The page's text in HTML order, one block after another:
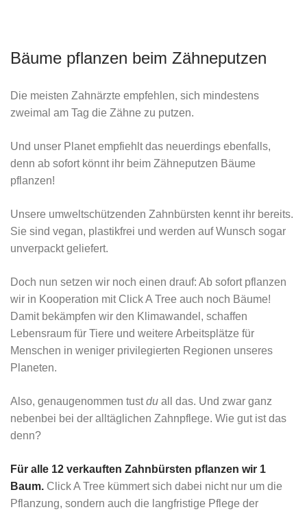
Bäume pflanzen beim Zähneputzen
Die meisten Zahnärzte empfehlen, sich mindestens
zweimal am Tag die Zähne zu putzen.
Und unser Planet empfiehlt das neuerdings ebenfalls,
denn ab sofort könnt ihr beim Zähneputzen Bäume
pflanzen!
Unsere umweltschützenden Zahnbürsten kennt ihr bereits.
Sie sind vegan, plastikfrei und werden auf Wunsch sogar
unverpackt geliefert.
Doch nun setzen wir noch einen drauf: Ab sofort pflanzen
wir in Kooperation mit Click A Tree auch noch Bäume!
Damit bekämpfen wir den Klimawandel, schaffen
Lebensraum für Tiere und weitere Arbeitsplätze für
Menschen in weniger privilegierten Regionen unseres
Planeten.
Also, genaugenommen tustdu all das. Und zwar ganz
nebenbei bei der alltäglichen Zahnpflege. Wie gut ist das
denn?
Für alle 12 verkauften Zahnbürsten pflanzen wir 1
Baum. Click A Tree kümmert sich dabei nicht nur um die
Pflanzung, sondern auch die langfristige Pflege der